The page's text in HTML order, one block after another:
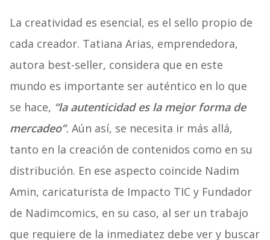
La creatividad es esencial, es el sello propio de
cada creador. Tatiana Arias, emprendedora,
autora best-seller, considera que en este
mundo es importante ser auténtico en lo que
se hace, “la autenticidad es la mejor forma de
mercadeo”. Aún así, se necesita ir más allá,
tanto en la creación de contenidos como en su
distribución. En ese aspecto coincide Nadim
Amin, caricaturista de Impacto TIC y Fundador
de Nadimcomics, en su caso, al ser un trabajo
que requiere de la inmediatez debe ver y buscar